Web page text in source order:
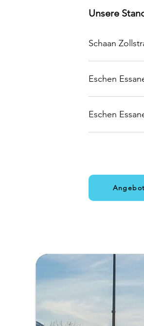
Unsere
Schaan
Eschen
Eschen
Angebot